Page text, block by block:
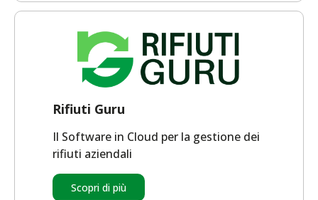
Rifiuti Guru
Il Software in Cloud per la gestione dei
rifiuti aziendali
Scopri di più